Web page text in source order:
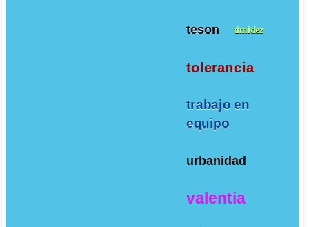
teson timidez
tolerancia
trabajo en
equipo
urbanidad
valentia